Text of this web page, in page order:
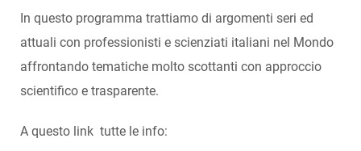
In questo programma trattiamo di argomenti seri ed
attuali con professionisti e scienziati italiani nel Mondo
affrontando tematiche molto scottanti con approccio
scientifico e trasparente.
A questo link tutte le info: